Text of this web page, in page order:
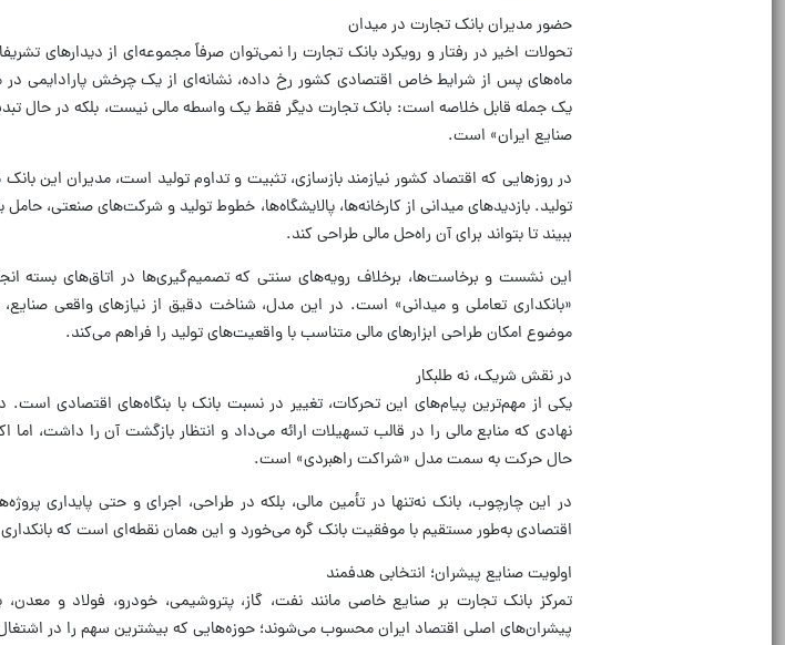
حضور مدیران بانک تجارت در میدان
تحولات اخیر در رفتار و رویکرد بانک تجارت را نمی‌توان صرفاً مجموعه‌ای از دیدار‌های
ماه‌های پس از شرایط خاص اقتصادی کشور رخ داده، نشانه‌ای از یک چرخش پارادایمی
یک جمله قابل خلاصه است: بانک تجارت دیگر فقط یک واسطه مالی نیست، بلکه در حال
صنایع ایران» است.
در روز‌هایی که اقتصاد کشور نیازمند بازسازی، تثبیت و تداوم تولید است، مدیران این
تولید. بازدید‌های میدانی از کارخانه‌ها، پالایشگاه‌ها، خطوط تولید و شرکت‌های صنعتی،
ببیند تا بتواند برای آن راه‌حل مالی طراحی کند.
این نشست و برخاست‌ها، برخلاف رویه‌های سنتی که تصمیم‌گیری‌ها در اتاق‌های
«بانکداری تعاملی و میدانی» است. در این مدل، شناخت دقیق از نیاز‌های واقعی
موضوع امکان طراحی ابزار‌های مالی متناسب با واقعیت‌های تولید را فراهم می‌کند.
در نقش شریک، نه طلبکار
یکی از مهم‌ترین پیام‌های این تحرکات، تغییر در نسبت بانک با بنگاه‌های اقتصادی است.
نهادی که منابع مالی را در قالب تسهیلات ارائه می‌داد و انتظار بازگشت آن را داشت،
حال حرکت به سمت مدل «شراکت راهبردی» است.
در این چارچوب، بانک نه‌تنها در تأمین مالی، بلکه در طراحی، اجرای و حتی پایداری
اقتصادی به‌طور مستقیم با موفقیت بانک گره می‌خورد و این همان نقطه‌ای است که
اولویت صنایع پیشران؛ انتخابی هدفمند
تمرکز بانک تجارت بر صنایع خاصی مانند نفت، گاز، پتروشیمی، خودرو، فولاد و
پیشران‌های اصلی اقتصاد ایران محسوب می‌شوند؛ حوزه‌هایی که بیشترین سهم را در